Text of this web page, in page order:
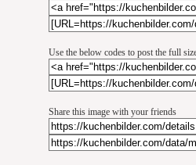
Use the below codes to post the full
Share this image with your friends